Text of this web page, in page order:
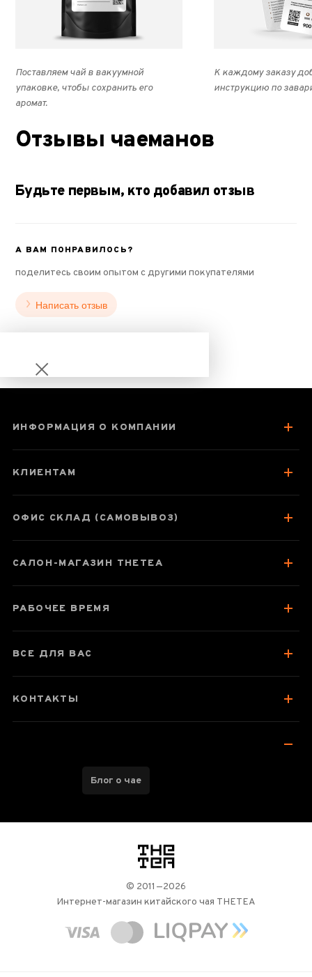
Поставляем чай в вакуумной
упаковке, чтобы сохранить его
аромат.
К каждому заказу
инструкцию по
Отзывы чаеманов
Будьте первым, кто добавил отзыв
А ВАМ ПОНРАВИЛОСЬ?
поделитесь своим опытом с другими покупателями
Написать отзыв
Шу пуэр со
Зберігання та упаковка
Отзывы чаеманов
ИНФОРМАЦИЯ О КОМПАНИИ
КЛИЕНТАМ
ОФИС СКЛАД (САМОВЫВОЗ)
САЛОН-МАГАЗИН THETEA
РАБОЧЕЕ ВРЕМЯ
ВСЕ ДЛЯ ВАС
КОНТАКТЫ
Блог о чае
логотип
© 2011—2026
Интернет-магазин китайского чая THETEA